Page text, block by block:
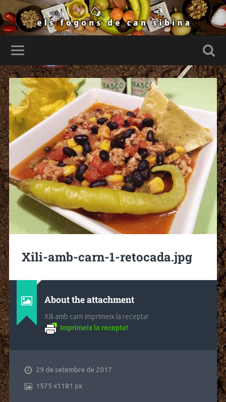
Xili-amb-carn-1-retocada.jpg
About the attachment
Xili amb carn Imprimeix la recepta!
Imprimeix la recepta!
29 de setembre de 2017
1575x1181 px